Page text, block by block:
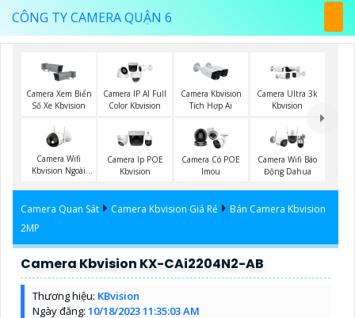
CÔNG TY CAMERA QUẬN 6
Camera Xem Biển
Số Xe Kbvision
Camera IP AI Full
Color Kbvision
Camera Kbvision
Tích Hợp Ai
Camera Ultra 3k
Kbvision
Camera Wifi
Kbvision Ngoài
Camera Ip POE
Kbvision
Camera Có POE
Imou
Camera Wifi Báo
Động Dahua
Camera Quan Sát Camera Kbvision Giá Rẻ
Bán Camera Kbvision
2MP
Camera Kbvision KX-CAi2204N2-AB
Thương hiệu: KBvision
Ngày đăng: 10/18/2023 11:35:03 AM